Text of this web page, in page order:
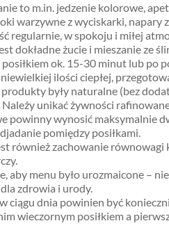
to m.in. jedzenie kolorowe,
warzywne z wyciskarki, napary
regularnie, w spokoju i miłej
dokładne żucie i mieszanie ze
ok. 15-30 minut lub po
ilości ciepłej,
były naturalne (bez
unikać żywności
powinny wynosić maksymalnie
pomiędzy posiłkami.
również zachowanie
aby menu było urozmaicone –
zdrowia i urody.
ciągu dnia powinien być
wieczornym posiłkiem a